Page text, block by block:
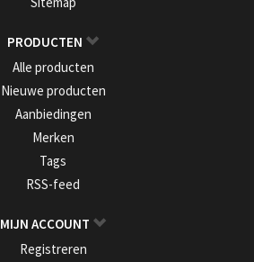
PRODUCTEN
Alle producten
Nieuwe producten
Aanbiedingen
Merken
Tags
RSS-feed
MIJN ACCOUNT
Registreren